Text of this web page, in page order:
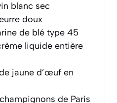
blanc sec
doux
de blé type 45
liquide entière
jaune d’œuf en
de Paris